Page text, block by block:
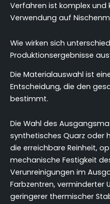
Verfahren ist komplex und
Verwendung auf
Wie wirken sich
Produktionsergebnisse
Die Materialauswahl ist
Entscheidung, die den
bestimmt.
Die Wahl des
synthetisches Quarz oder
die erreichbare Reinheit,
mechanische Festigkeit
Verunreinigungen im
Farbzentren, verminderter
geringerer thermischer